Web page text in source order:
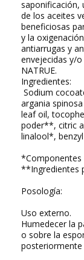
saponificación,
de los aceites
beneficiosas
y la
antiarrugas y
envejecidas y/
NATRUE.
Ingredientes:
Sodium
argania
leaf oil,
poder**, citric
linalool*,
*Componentes
**Ingredientes
Posología:
Uso externo.
Humedecer la
o sobre la
posteriormente